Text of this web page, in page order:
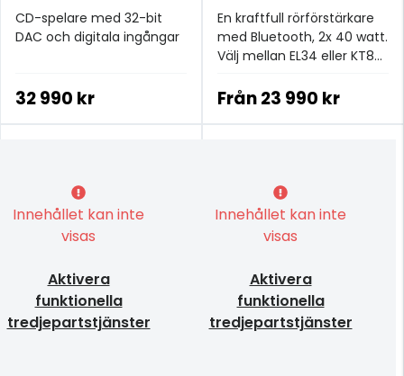
CD-spelare med 32-bit
DAC och digitala ingångar
32 990 kr
En kraftfull rörförstärkare
med Bluetooth, 2x 40 watt.
Välj mellan EL34 eller KT88
Från23 990 kr
Innehållet kan inte
visas
Aktivera
funktionella
tredjepartstjänster
Innehållet kan inte
visas
Aktivera
funktionella
tredjepartstjänster